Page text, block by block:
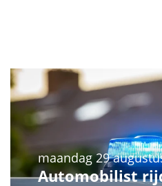
maandag 29
Automobilist